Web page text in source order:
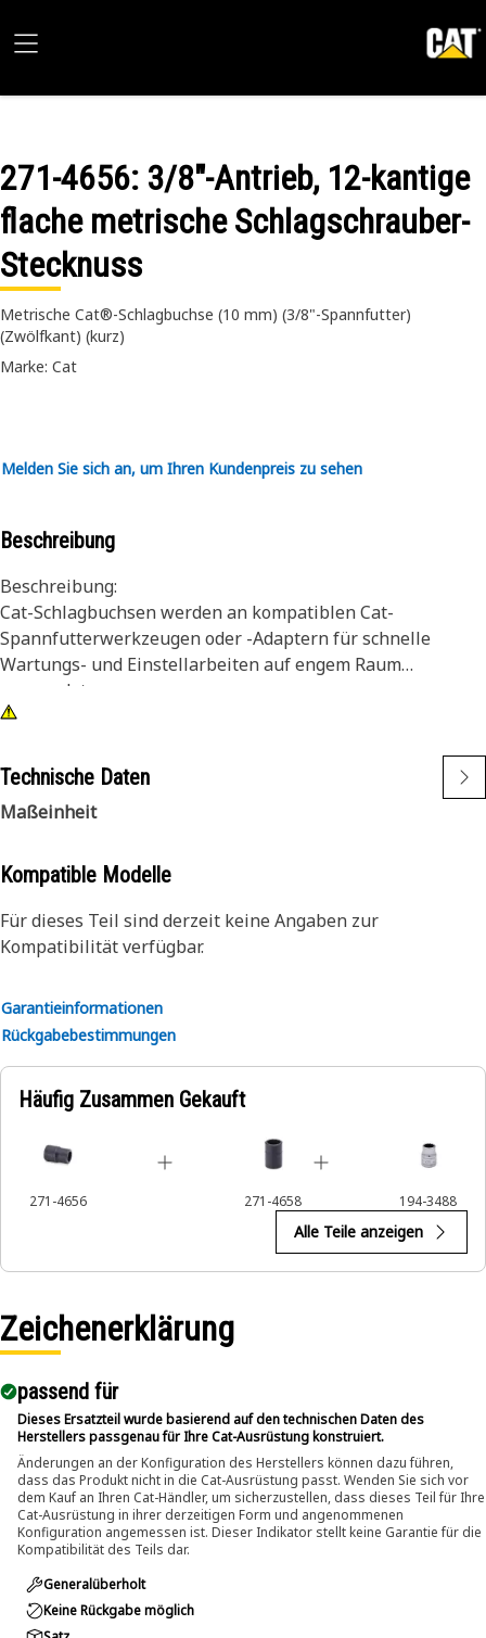
271-4656: 3/8"-Antrieb, 12-kantige
flache metrische Schlagschrauber-
Stecknuss
Metrische Cat®-Schlagbuchse (10 mm) (3/8"-Spannfutter)
(Zwölfkant) (kurz)
Marke: Cat
Melden Sie sich an, um Ihren Kundenpreis zu sehen
Beschreibung
Beschreibung:
Cat-Schlagbuchsen werden an kompatiblen Cat-
Spannfutterwerkzeugen oder -Adaptern für schnelle
Wartungs- und Einstellarbeiten auf engem Raum
verwendet.
• Zwölfkant, 10-mm-Schlagbuchse
• 3/8"-Vierkant
Technische Daten
Maßeinheit
Kompatible Modelle
Für dieses Teil sind derzeit keine Angaben zur
Kompatibilität verfügbar.
Garantieinformationen
Rückgabebestimmungen
Häufig Zusammen Gekauft
271-4656 271-4658 194-3488
Alle Teile anzeigen
Zeichenerklärung
passend für​
Dieses Ersatzteil wurde basierend auf den technischen Daten des
Herstellers passgenau für Ihre Cat-Ausrüstung konstruiert.
Änderungen an der Konfiguration des Herstellers können dazu führen,
dass das Produkt nicht in die Cat-Ausrüstung passt. Wenden Sie sich vor
dem Kauf an Ihren Cat-Händler, um sicherzustellen, dass dieses Teil für Ihre
Cat-Ausrüstung in ihrer derzeitigen Form und angenommenen
Konfiguration angemessen ist. Dieser Indikator stellt keine Garantie für die
Kompatibilität des Teils dar.
Generalüberholt
Keine Rückgabe möglich